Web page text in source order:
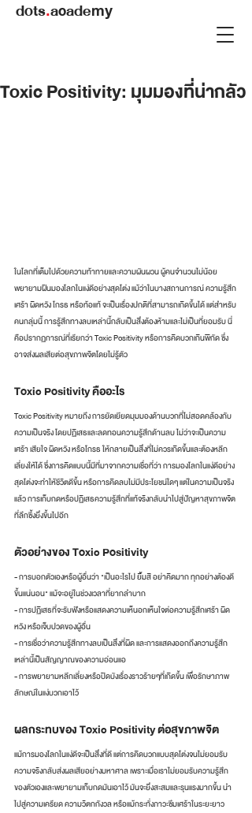
dots.academy
Toxic Positivity: มุมมองที่น่ากลัว
ในโลกที่เต็มไปด้วยความท้าทายและความผันผวน ผู้คนจำนวนไม่น้อย
พยายามฝืนมองโลกในแง่ดีอย่างสุดโต่ง แม้ว่าในบางสถานการณ์ ความรู้สึก
เศร้า ผิดหวัง โกรธ หรือท้อแท้ จะเป็นเรื่องปกติที่สามารถเกิดขึ้นได้ แต่สำหรับ
คนกลุ่มนี้ การรู้สึกทางลบเหล่านี้กลับเป็นสิ่งต้องห้ามและไม่เป็นที่ยอมรับ นี่
คือปรากฏการณ์ที่เรียกว่า Toxic Positivity หรือการคิดบวกเกินพิกัด ซึ่ง
อาจส่งผลเสียต่อสุขภาพจิตโดยไม่รู้ตัว
Toxic Positivity คืออะไร
Toxic Positivity หมายถึง การยัดเยียดมุมมองด้านบวกที่ไม่สอดคล้องกับ
ความเป็นจริง โดยปฏิเสธและลดทอนความรู้สึกด้านลบ ไม่ว่าจะเป็นความ
เศร้า เสียใจ ผิดหวัง หรือโกรธ ให้กลายเป็นสิ่งที่ไม่ควรเกิดขึ้นและต้องหลีก
เลี่ยงให้ได้ ซึ่งการคิดแบบนี้มีที่มาจากความเชื่อที่ว่า การมองโลกในแง่ดีอย่าง
สุดโต่งจะทำให้ชีวิตดีขึ้น หรือการคิดลบไม่มีประโยชน์ใดๆ แต่ในความเป็นจริง
แล้ว การเก็บกดหรือปฏิเสธความรู้สึกที่แท้จริงกลับนำไปสู่ปัญหาสุขภาพจิต
ที่ลึกซึ้งยิ่งขึ้นไปอีก
ตัวอย่างของ Toxic Positivity
- การบอกตัวเองหรือผู้อื่นว่า "เป็นอะไรไป ยิ้มสิ อย่าคิดมาก ทุกอย่างต้องดี
ขึ้นแน่นอน" แม้จะอยู่ในช่วงเวลาที่ยากลำบาก
- การปฏิเสธที่จะรับฟังหรือแสดงความเห็นอกเห็นใจต่อความรู้สึกเศร้า ผิด
หวัง หรือเจ็บปวดของผู้อื่น
- การเชื่อว่าความรู้สึกทางลบเป็นสิ่งที่ผิด และการแสดงออกถึงความรู้สึก
เหล่านี้เป็นสัญญาณของความอ่อนแอ
- การพยายามหลีกเลี่ยงหรือปิดบังเรื่องราวร้ายๆที่เกิดขึ้น เพื่อรักษาภาพ
ลักษณ์ในแง่บวกเอาไว้
ผลกระทบของ Toxic Positivity ต่อสุขภาพจิต
แม้การมองโลกในแง่ดีจะเป็นสิ่งที่ดี แต่การคิดบวกแบบสุดโต่งจนไม่ยอมรับ
ความจริงกลับส่งผลเสียอย่างมหาศาล เพราะเมื่อเราไม่ยอมรับความรู้สึก
ของตัวเองและพยายามเก็บกดมันเอาไว้ มันจะยิ่งสะสมและรุนแรงมากขึ้น นำ
ไปสู่ความเครียด ความวิตกกังวล หรือแม้กระทั่งภาวะซึมเศร้าในระยะยาว